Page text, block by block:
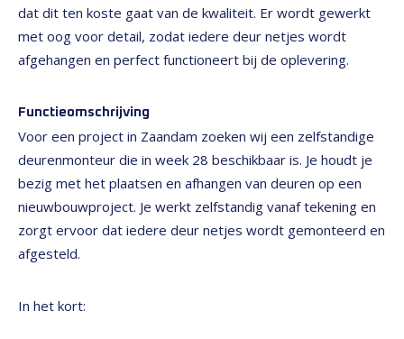
dat dit ten koste gaat van de kwaliteit. Er wordt gewerkt
met oog voor detail, zodat iedere deur netjes wordt
afgehangen en perfect functioneert bij de oplevering.
Functieomschrijving
Voor een project in Zaandam zoeken wij een zelfstandige
deurenmonteur die in week 28 beschikbaar is. Je houdt je
bezig met het plaatsen en afhangen van deuren op een
nieuwbouwproject. Je werkt zelfstandig vanaf tekening en
zorgt ervoor dat iedere deur netjes wordt gemonteerd en
afgesteld.
In het kort: